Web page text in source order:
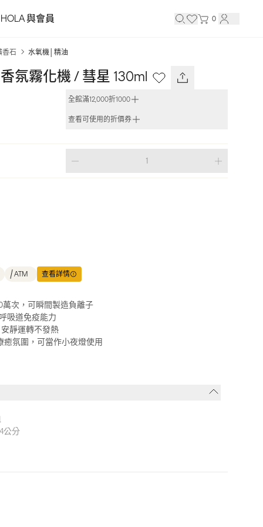
HOLA 與會員 0
香石 水氧機│精油
香氛霧化機 / 彗星 130ml
全館滿12,000折1000
查看可使用的折價券
ATM 查看詳情
次，可瞬間製造負離子
吸道免疫能力
靜運轉不發熱
癒氛圍，可當作小夜燈使用
公分